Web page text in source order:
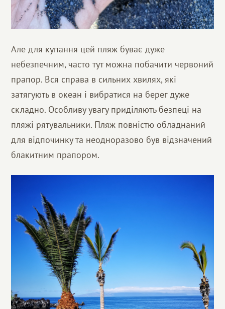
Але для купання цей пляж буває дуже
небезпечним, часто тут можна побачити червоний
прапор. Вся справа в сильних хвилях, які
затягують в океан і вибратися на берег дуже
складно. Особливу увагу приділяють безпеці на
пляжі рятувальники. Пляж повністю обладнаний
для відпочинку та неодноразово був відзначений
блакитним прапором.